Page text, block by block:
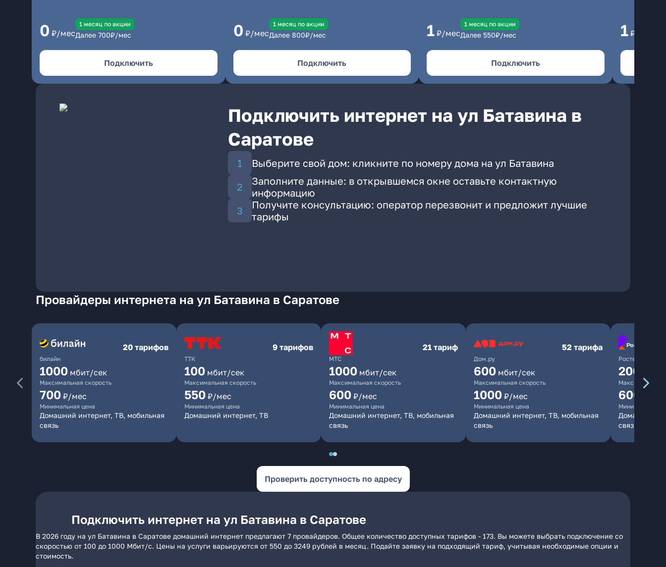
0 ₽/мес
1 месяц по акции
Далее 700₽/мес
Подключить
0 ₽/мес
1 месяц по акции
Далее 800₽/мес
Подключить
1 ₽/мес
1 месяц по акции
Далее 550₽/мес
Подключить
1 ₽/мес
Подключить интернет на ул Батавина в
Саратове
Выберите свой дом: кликните по номеру дома на ул Батавина
Заполните данные: в открывшемся окне оставьте контактную
информацию
Получите консультацию: оператор перезвонит и предложит лучшие
тарифы
Провайдеры интернета на ул Батавина в Саратове
билайн
20 тарифов
1000 мбит/сек
Максимальная скорость
700 ₽/мес
Минимальная цена
Домашний интернет, ТВ, мобильная
связь
ТТК
9 тарифов
100 мбит/сек
Максимальная скорость
550 ₽/мес
Минимальная цена
Домашний интернет, ТВ
МТС
21 тариф
1000 мбит/сек
Максимальная скорость
600 ₽/мес
Минимальная цена
Домашний интернет, ТВ, мобильная
связь
Дом.ру
52 тарифа
600 мбит/сек
Максимальная скорость
1000 ₽/мес
Минимальная цена
Домашний интернет, ТВ, мобильная
связь
Ростелеком
200
Максимальная
600
Минимальная
Домашний
связь
Проверить доступность по адресу
Подключить интернет на ул Батавина в Саратове
В 2026 году на ул Батавина в Саратове домашний интернет предлагают 7 провайдеров. Общее количество доступных тарифов - 173. Вы можете выбрать подключение со
скоростью от 100 до 1000 Мбит/с. Цены на услуги варьируются от 550 до 3249 рублей в месяц. Подайте заявку на подходящий тариф, учитывая необходимые опции и
стоимость.